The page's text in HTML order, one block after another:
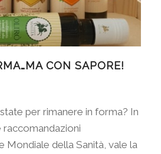
CON SAPORE!
per rimanere in forma? In
Mondiale della Sanità, vale la